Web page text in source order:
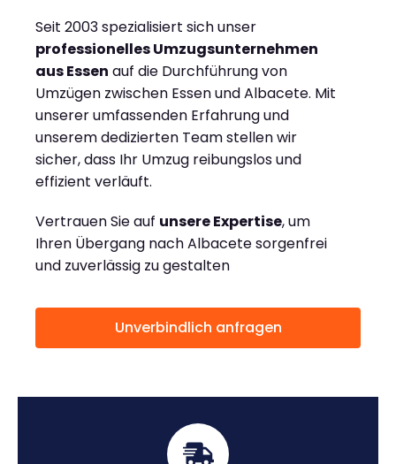
Seit 2003 spezialisiert sich unser
professionelles Umzugsunternehmen
aus Essen auf die Durchführung von
Umzügen zwischen Essen und Albacete. Mit
unserer umfassenden Erfahrung und
unserem dedizierten Team stellen wir
sicher, dass Ihr Umzug reibungslos und
effizient verläuft.
Vertrauen Sie auf unsere Expertise, um
Ihren Übergang nach Albacete sorgenfrei
und zuverlässig zu gestalten
Unverbindlich anfragen